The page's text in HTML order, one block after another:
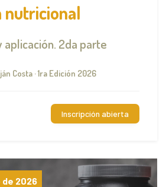
nutricional
aplicación. 2da parte
Costa · 1ra Edición 2026
Inscripción abierta
2026